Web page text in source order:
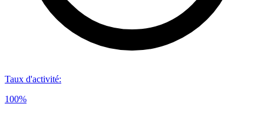
Taux d'activité:
100%